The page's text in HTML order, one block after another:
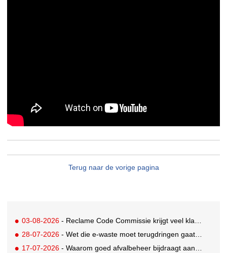
Terug naar de vorige pagina
03-08-2026 - Reclame Code Commissie krijgt veel klachten over duurzaamheidsclaims
28-07-2026 - Wet die e-waste moet terugdringen gaat in, maar veel Nederlanders hebben er nog nooit van gehoord
17-07-2026 - Waarom goed afvalbeheer bijdraagt aan een professionelere bedrijfsvoering